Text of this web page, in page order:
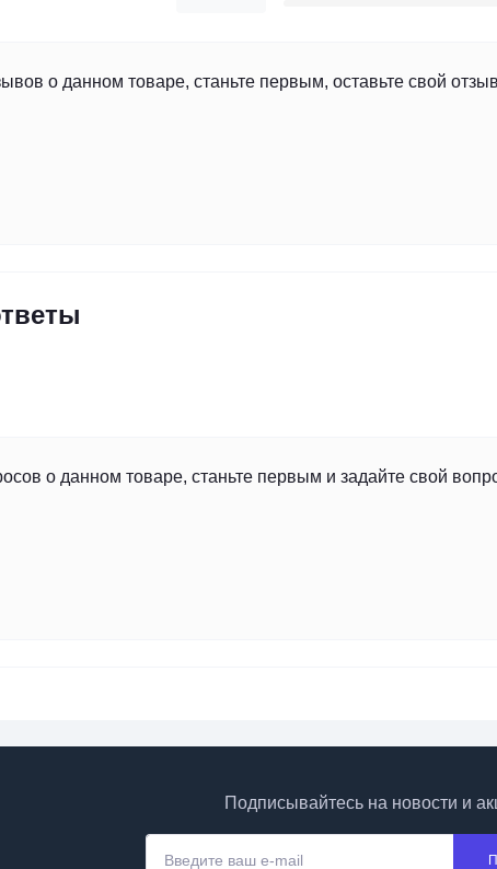
о данном товаре, станьте первым, оставьте свой
о данном товаре, станьте первым и задайте свой
Подписывайтесь на новости и